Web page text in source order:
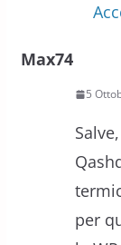
Max74
5
per